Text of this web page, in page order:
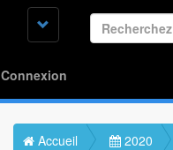
Accueil 2020